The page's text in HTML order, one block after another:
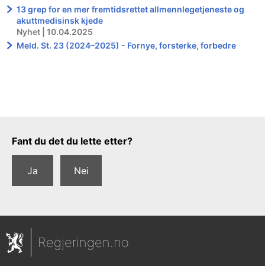
13 grep for en mer fremtidsrettet allmennlegetjeneste og
akuttmedisinsk kjede
Nyhet | 10.04.2025
Meld. St. 23 (2024–2025) - Fornye, forsterke, forbedre
Tilbakemeldingsskjema
Fant du det du lette etter?
Ja Nei
Regjeringen.no